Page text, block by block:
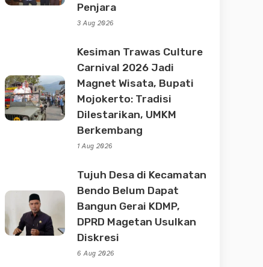
Penjara
3 Aug 2026
Kesiman Trawas Culture
Carnival 2026 Jadi
Magnet Wisata, Bupati
Mojokerto: Tradisi
Dilestarikan, UMKM
Berkembang
1 Aug 2026
Tujuh Desa di Kecamatan
Bendo Belum Dapat
Bangun Gerai KDMP,
DPRD Magetan Usulkan
Diskresi
6 Aug 2026